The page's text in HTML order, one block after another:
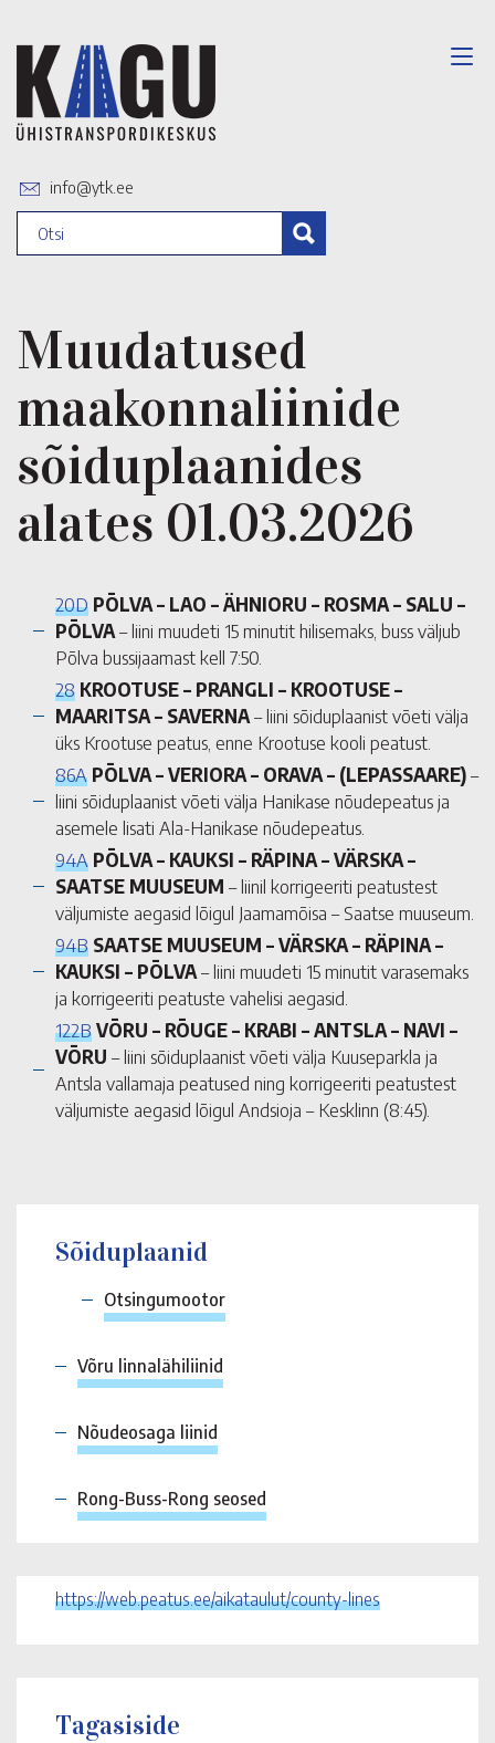
info@ytk.ee
Muudatused
maakonnaliinide
sõiduplaanides
alates 01.03.2026
20D PÕLVA – LAO – ÄHNIORU – ROSMA – SALU –
PÕLVA– liini muudeti 15 minutit hilisemaks, buss väljub
Põlva bussijaamast kell 7:50.
28 KROOTUSE – PRANGLI – KROOTUSE –
MAARITSA – SAVERNA– liini sõiduplaanist võeti välja
üks Krootuse peatus, enne Krootuse kooli peatust.
86A PÕLVA – VERIORA – ORAVA – (LEPASSAARE)–
liini sõiduplaanist võeti välja Hanikase nõudepeatus ja
asemele lisati Ala-Hanikase nõudepeatus.
94A PÕLVA – KAUKSI – RÄPINA – VÄRSKA –
SAATSE MUUSEUM – liinil korrigeeriti peatustest
väljumiste aegasid lõigul Jaamamõisa – Saatse muuseum.
94B SAATSE MUUSEUM – VÄRSKA – RÄPINA –
KAUKSI – PÕLVA– liini muudeti 15 minutit varasemaks
ja korrigeeriti peatuste vahelisi aegasid.
122BVÕRU – RÕUGE – KRABI – ANTSLA – NAVI –
VÕRU – liini sõiduplaanist võeti välja Kuuseparkla ja
Antsla vallamaja peatused ning korrigeeriti peatustest
väljumiste aegasid lõigul Andsioja – Kesklinn (8:45).
Sõiduplaanid
Otsingumootor
Võru linnalähiliinid
Nõudeosaga liinid
Rong-Buss-Rong seosed
https://web.peatus.ee/aikataulut/county-lines
Tagasiside